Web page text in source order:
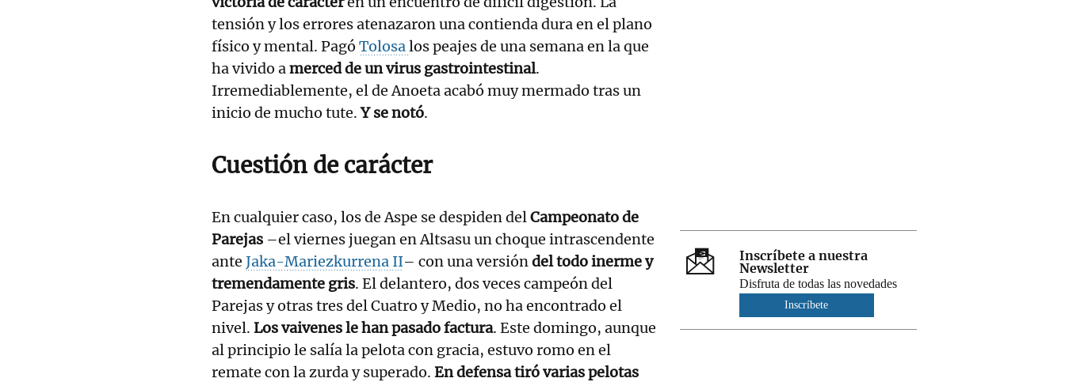
tensión y los errores atenazaron una contienda dura en el plano
físico y mental. Pagó Tolosalos peajes de una semana en la que
ha vivido amerced de un virus gastrointestinal.
Irremediablemente, el de Anoeta acabó muy mermado tras un
inicio de mucho tute.Y se notó.
Cuestión de carácter
En cualquier caso, los de Aspe se despiden delCampeonato de
Parejas –el viernes juegan en Altsasu un choque intrascendente
ante Jaka-Mariezkurrena II– con una versióndel todo inerme y
tremendamente gris. El delantero, dos veces campeón del
Parejas y otras tres del Cuatro y Medio, no ha encontrado el
nivel. Los vaivenes le han pasado factura. Este domingo, aunque
al principio le salía la pelota con gracia, estuvo romo en el
remate con la zurda y superado. En defensa tiró varias pelotas
Inscríbete a nuestra
Newsletter
Disfruta de todas las novedades
Inscríbete